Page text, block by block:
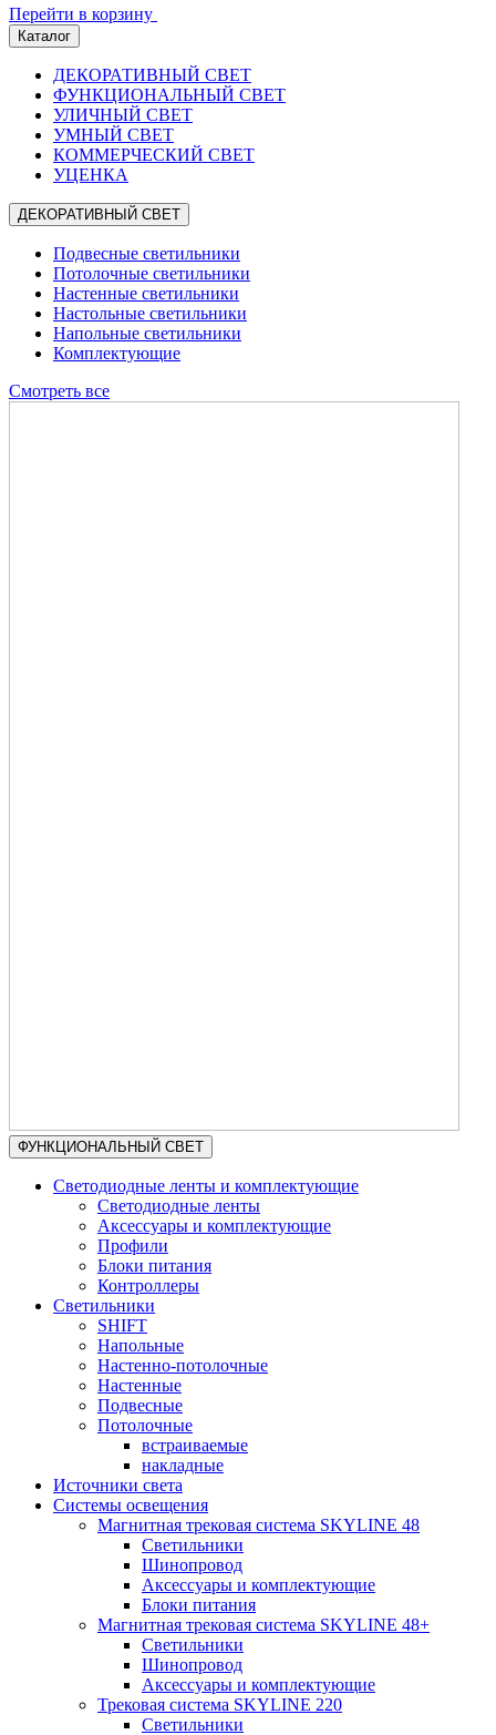
Перейти в корзину
Каталог
ДЕКОРАТИВНЫЙ СВЕТ
ФУНКЦИОНАЛЬНЫЙ СВЕТ
УЛИЧНЫЙ СВЕТ
УМНЫЙ СВЕТ
КОММЕРЧЕСКИЙ СВЕТ
УЦЕНКА
ДЕКОРАТИВНЫЙ СВЕТ
Подвесные светильники
Потолочные светильники
Настенные светильники
Настольные светильники
Напольные светильники
Комплектующие
Смотреть все
ФУНКЦИОНАЛЬНЫЙ СВЕТ
Светодиодные ленты и комплектующие
Светодиодные ленты
Аксессуары и комплектующие
Профили
Блоки питания
Контроллеры
Светильники
SHIFT
Напольные
Настенно-потолочные
Настенные
Подвесные
Потолочные
встраиваемые
накладные
Источники света
Системы освещения
Магнитная трековая система SKYLINE 48
Светильники
Шинопровод
Аксессуары и комплектующие
Блоки питания
Магнитная трековая система SKYLINE 48+
Светильники
Шинопровод
Аксессуары и комплектующие
Трековая система SKYLINE 220
Светильники